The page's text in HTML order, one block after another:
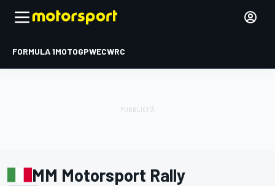
FORMULA 1MOTOGPWECWRC
MM Motorsport Rally